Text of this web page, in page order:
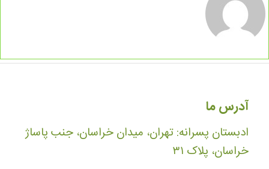
آدرس ما
ادبستان پسرانه: تهران، میدان خراسان، جنب پاساژ
خراسان، پلاک ۳۱